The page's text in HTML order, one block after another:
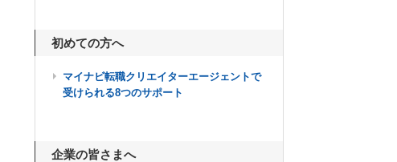
初めての方へ
マイナビ転職クリエイターエージェントで
受けられる8つのサポート
企業の皆さまへ